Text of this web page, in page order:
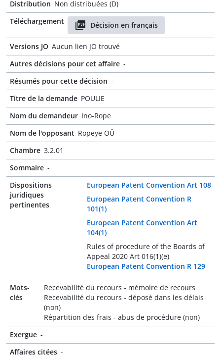
Distribution Non distribuées (D)
Téléchargement
Décision en français
Versions JO Aucun lien JO trouvé
Autres décisions pour cet affaire -
Résumés pour cette décision -
Titre de la demande POULIE
Nom du demandeur Ino-Rope
Nom de l'opposant Ropeye OÜ
Chambre 3.2.01
Sommaire -
Dispositions
juridiques
pertinentes
European Patent Convention Art 108
European Patent Convention R
101(1)
European Patent Convention Art
104(1)
Rules of procedure of the Boards of
Appeal 2020 Art 016(1)(e)
European Patent Convention R 129
Mots-
clés
Recevabilité du recours - mémoire de recours
Recevabilité du recours - déposé dans les délais
(non)
Répartition des frais - abus de procédure (non)
Exergue -
Affaires citées -